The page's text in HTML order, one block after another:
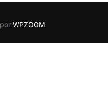
por WPZOOM